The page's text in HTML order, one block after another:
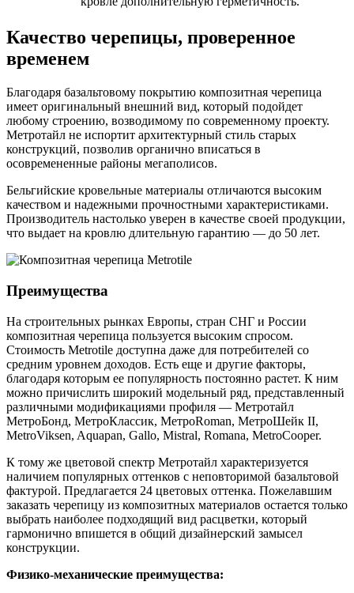
Качество черепицы, проверенное
временем
Благодаря базальтовому покрытию композитная черепица
имеет оригинальный внешний вид, который подойдет
любому строению, возводимому по современному проекту.
Метротайл не испортит архитектурный стиль старых
конструкций, позволив органично вписаться в
осовремененные районы мегаполисов.
Бельгийские кровельные материалы отличаются высоким
качеством и надежными прочностными характеристиками.
Производитель настолько уверен в качестве своей продукции,
что выдает на кровлю длительную гарантию — до 50 лет.
Преимущества
На строительных рынках Европы, стран СНГ и России
композитная черепица пользуется высоким спросом.
Стоимость Metrotile доступна даже для потребителей со
средним уровнем доходов. Есть еще и другие факторы,
благодаря которым ее популярность постоянно растет. К ним
можно причислить широкий модельный ряд, представленный
различными модификациями профиля — Метротайл
МетроБонд, МетроКлассик, МетроRoman, МетроШейк II,
MetroViksen, Aquapan, Gallo, Mistral, Romana, MetroCooper.
К тому же цветовой спектр Метротайл характеризуется
наличием популярных оттенков с неповторимой базальтовой
фактурой. Предлагается 24 цветовых оттенка. Пожелавшим
заказать черепицу из композитных материалов остается только
выбрать наиболее подходящий вид расцветки, который
гармонично впишется в общий дизайнерский замысел
конструкции.
Физико-механические преимущества: